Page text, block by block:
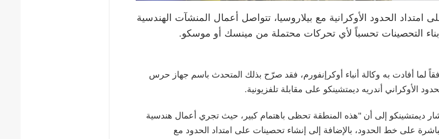
امتداد الحدود الأوكرانية مع بيلاروسيا، تتواصل أعمال المنشآت الهندسية
التحصينات تحسباً لأي تحركات محتملة من مينسك أو موسكو.
لما أفادت به وكالة أنباء أوكرإنفورم، فقد صرّح بذلك المتحدث باسم جهاز حرس
الأوكراني أندريه ديمتشينكو على مقابلة تلفزيونية.
ديمتشينكو إلى أن "هذه المنطقة تحظى باهتمام كبير، حيث تجري أعمال هندسية
على خط الحدود، بالإضافة إلى إنشاء تحصينات على امتداد الحدود مع